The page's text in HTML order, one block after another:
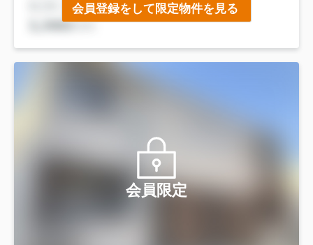
会員登録をして限定物件を見る
会員限定